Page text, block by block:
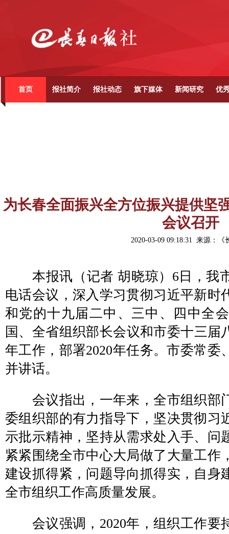
首页 报社简介 报社动态 旗下媒体 新闻研究 优
为长春全面振兴全方位振兴提供坚
会议召开
2020-03-09 09:18:31 来源：
本报讯（记者 胡晓琼）6日，我
电话会议，深入学习贯彻习近平新时
和党的十九届二中、三中、四中全
国、全省组织部长会议和市委十三届
年工作，部署2020年任务。市委常委
并讲话。
会议指出，一年来，全市组织部
委组织部的有力指导下，坚决贯彻习
示批示精神，坚持从需求处入手、问
紧紧围绕全市中心大局做了大量工作
建设抓得紧，问题导向抓得实，自身
全市组织工作高质量发展。
会议强调，2020年，组织工作要